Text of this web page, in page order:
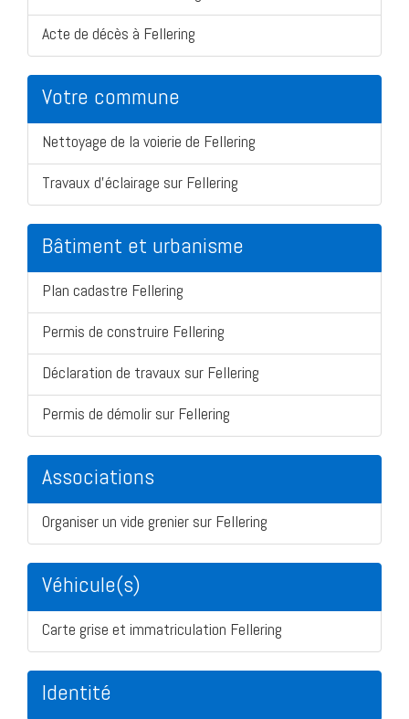
Acte de décès à Fellering
Votre commune
Nettoyage de la voierie de Fellering
Travaux d'éclairage sur Fellering
Bâtiment et urbanisme
Plan cadastre Fellering
Permis de construire Fellering
Déclaration de travaux sur Fellering
Permis de démolir sur Fellering
Associations
Organiser un vide grenier sur Fellering
Véhicule(s)
Carte grise et immatriculation Fellering
Identité